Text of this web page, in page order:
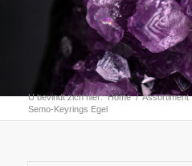
U bevindt zich hier: Home / Assortiment
Semo-Keyrings Egel